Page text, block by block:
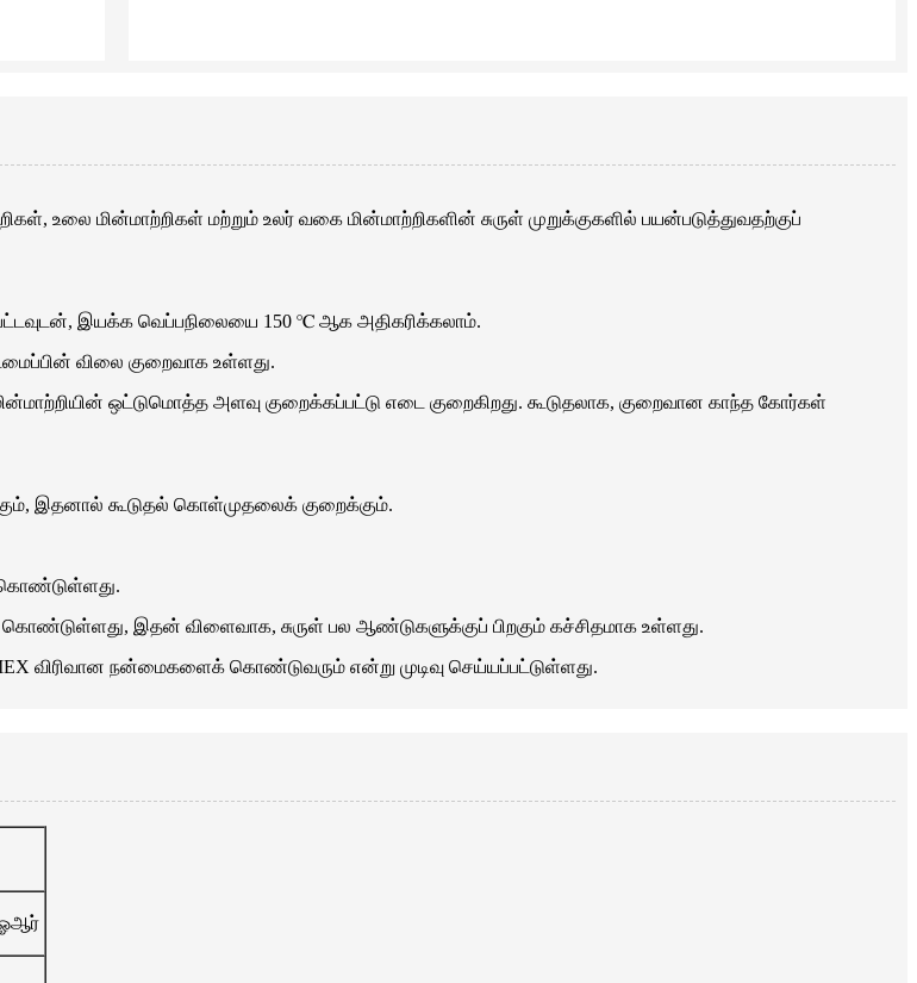
உலை மின்மாற்றிகள் மற்றும் உலர் வகை மின்மாற்றிகளின் சுருள் முறுக்குகளில் பயன்படுத்துவதற்குப்
இயக்க வெப்பநிலையை 150 ℃ ஆக அதிகரிக்கலாம்.
விலை குறைவாக உள்ளது.
ஒட்டுமொத்த அளவு குறைக்கப்பட்டு எடை குறைகிறது. கூடுதலாக, குறைவான காந்த கோர்கள்
இதனால் கூடுதல் கொள்முதலைக் குறைக்கும்.
கொண்டுள்ளது.
இதன் விளைவாக, சுருள் பல ஆண்டுகளுக்குப் பிறகும் கச்சிதமாக உள்ளது.
விரிவான நன்மைகளைக் கொண்டுவரும் என்று முடிவு செய்யப்பட்டுள்ளது.